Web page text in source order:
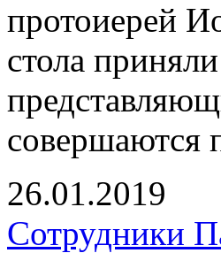
протоиерей
стола
совершаются
26.01.2019
Сотрудники